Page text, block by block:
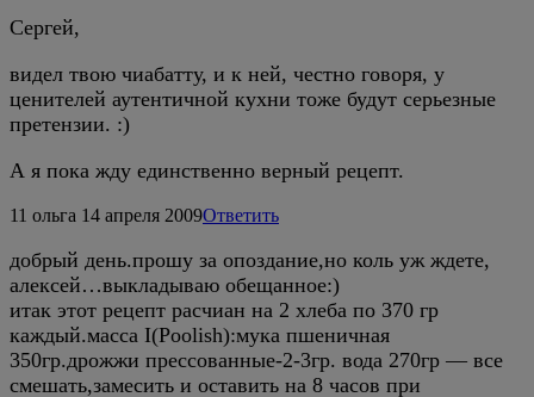
Сергей,
видел твою чиабатту, и к ней, честно говоря, у
ценителей аутентичной кухни тоже будут серьезные
претензии. :)
А я пока жду единственно верный рецепт.
11 ольга 14 апреля 2009Ответить
добрый день.прошу за опоздание,но коль уж ждете,
алексей…выкладываю обещанное:)
итак этот рецепт расчиан на 2 хлеба по 370 гр
каждый.масса I(Poolish):мука пшеничная
350гр.дрожжи прессованные-2-3гр. вода 270гр — все
смешать,замесить и оставить на 8 часов при